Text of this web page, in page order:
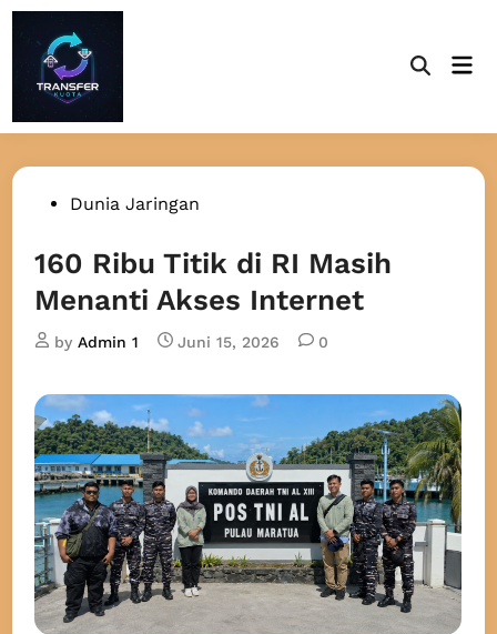
Skip
content
Open
PostedDunia Jaringan
160 Ribu Titik di RI Masih
Menanti Akses Internet
byAdmin 1 Juni 15, 2026 0